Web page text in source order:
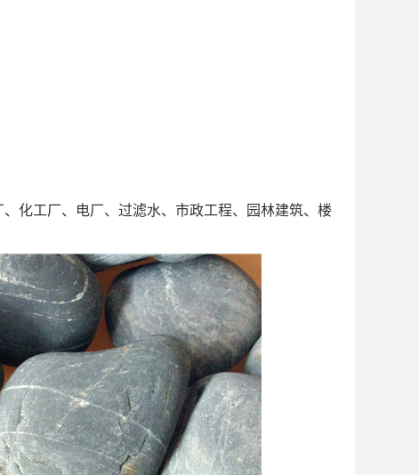
化工厂、电厂、过滤水、市政工程、园林建筑、楼